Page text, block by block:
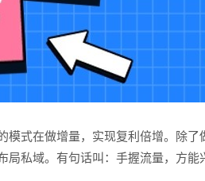
式在做增量，实现复利倍增。除了
私域。有句话叫：手握流量，方能